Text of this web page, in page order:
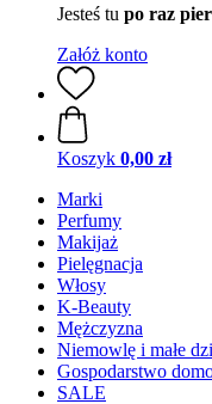
Jesteś tu po raz
Załóż konto
Koszyk 0,00 zł
Marki
Perfumy
Makijaż
Pielęgnacja
Włosy
K-Beauty
Mężczyzna
Niemowlę i małe
Gospodarstwo
SALE